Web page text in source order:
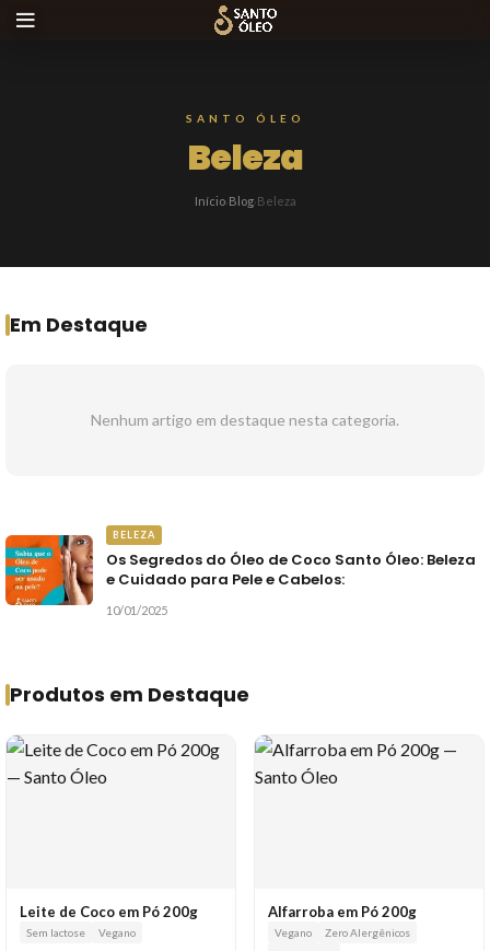
SANTO ÓLEO
Beleza
Início›Blog›Beleza
Em Destaque
Nenhum artigo em destaque nesta categoria.
BELEZA
Os Segredos do Óleo de Coco Santo Óleo: Beleza
e Cuidado para Pele e Cabelos:
10/01/2025
Produtos em Destaque
Leite de Coco em Pó 200g
Sem lactose Vegano
Alfarroba em Pó 200g
Vegano
Zero Alergênicos